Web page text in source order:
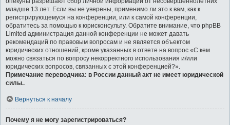
младше 13 лет. Если вы не уверены, применимо ли это к вам, как к
регистрирующемуся на конференции, или к самой конференции,
обратитесь за помощью к юрисконсульту. Обратите внимание, что phpBB
Limited администрация данной конференции не может давать
рекомендаций по правовым вопросам и не является объектом
юридических отношений, кроме указанных в ответе на вопрос «С кем
можно связаться по вопросу некорректного использования и/или
юридических вопросов, связанных с этой конференцией?».
Примечание переводчика: в России данный акт не имеет юридической
силы..
Вернуться к началу
Почему я не могу зарегистрироваться?